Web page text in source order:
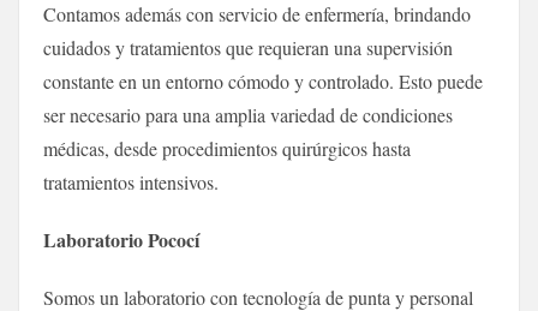
Contamos además con servicio de enfermería, brindando
cuidados y tratamientos que requieran una supervisión
constante en un entorno cómodo y controlado. Esto puede
ser necesario para una amplia variedad de condiciones
médicas, desde procedimientos quirúrgicos hasta
tratamientos intensivos.
Laboratorio Pococí
Somos un laboratorio con tecnología de punta y personal